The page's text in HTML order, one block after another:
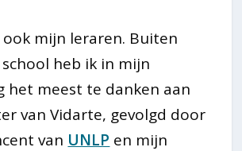
ook mijn leraren. Buiten
heb ik in mijn
het meest te danken aan
van Vidarte, gevolgd door
van UNLP en mijn